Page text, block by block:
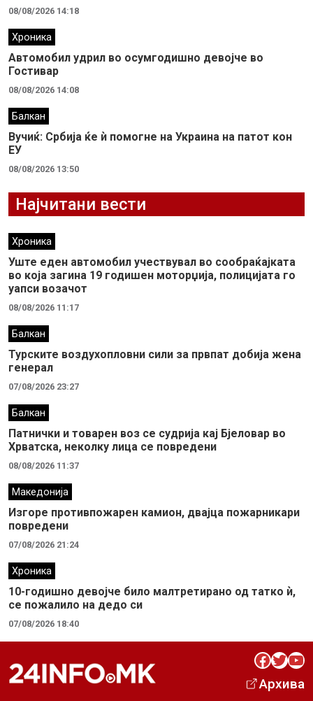
08/08/2026 14:18
Хроника
Автомобил удрил во осумгодишно девојче во
Гостивар
08/08/2026 14:08
Балкан
Вучиќ: Србија ќе ѝ помогне на Украина на патот кон
ЕУ
08/08/2026 13:50
Најчитани вести
Хроника
Уште еден автомобил учествувал во сообраќајката
во која загина 19 годишен моторџија, полицијата го
уапси возачот
08/08/2026 11:17
Балкан
Турските воздухопловни сили за првпат добија жена
генерал
07/08/2026 23:27
Балкан
Патнички и товарен воз се судрија кај Бјеловар во
Хрватска, неколку лица се повредени
08/08/2026 11:37
Македонија
Изгоре противпожарен камион, двајца пожарникари
повредени
07/08/2026 21:24
Хроника
10-годишно девојче било малтретирано од татко ѝ,
се пожалило на дедо си
07/08/2026 18:40
Facebook Twitter YouTube
Архива